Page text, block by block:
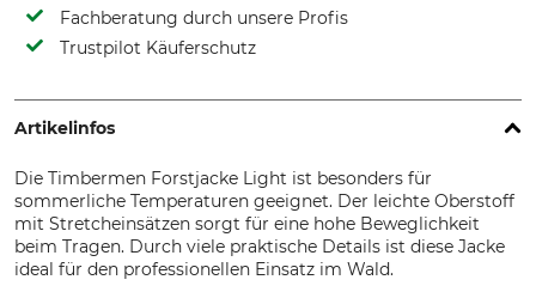
Fachberatung durch unsere Profis
Trustpilot Käuferschutz
Artikelinfos
Die Timbermen Forstjacke Light ist besonders für
sommerliche Temperaturen geeignet. Der leichte Oberstoff
mit Stretcheinsätzen sorgt für eine hohe Beweglichkeit
beim Tragen. Durch viele praktische Details ist diese Jacke
ideal für den professionellen Einsatz im Wald.